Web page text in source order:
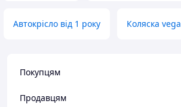
Автокрісло від 1 року Коляска vega
Покупцям
Продавцям